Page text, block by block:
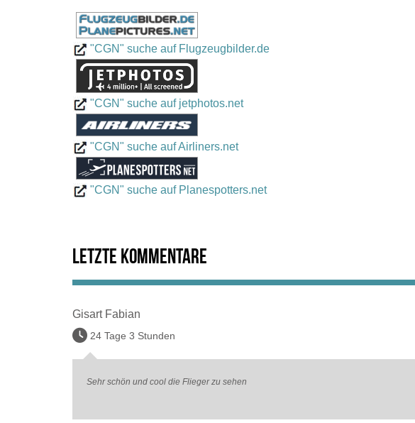
"CGN" suche auf Flugzeugbilder.de
"CGN" suche auf jetphotos.net
"CGN" suche auf Airliners.net
"CGN" suche auf Planespotters.net
Letzte Kommentare
Gisart Fabian
24 Tage 3 Stunden
Sehr schön und cool die Flieger zu sehen